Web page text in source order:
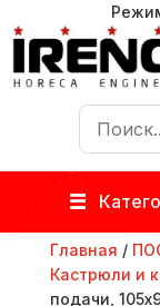
Главная /
Кастрюли и
подачи,